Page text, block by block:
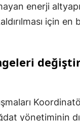
enerji
için en
yönetiminin